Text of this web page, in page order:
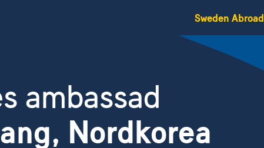
Sweden Abroad
ambassad
Nordkorea